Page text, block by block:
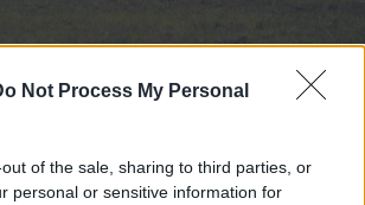
Not Process My Personal
of the sale, sharing to third parties, or
personal or sensitive information for
08., szombat
fel Bulgáriában –